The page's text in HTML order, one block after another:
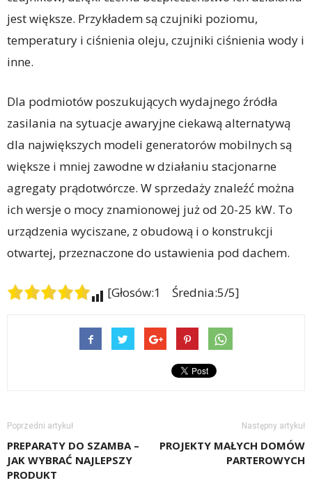
jest większe. Przykładem są czujniki poziomu,
temperatury i ciśnienia oleju, czujniki ciśnienia wody i
inne.
Dla podmiotów poszukujących wydajnego źródła
zasilania na sytuacje awaryjne ciekawą alternatywą
dla największych modeli generatorów mobilnych są
większe i mniej zawodne w działaniu stacjonarne
agregaty prądotwórcze. W sprzedaży znaleźć można
ich wersje o mocy znamionowej już od 20-25 kW. To
urządzenia wyciszane, z obudową i o konstrukcji
otwartej, przeznaczone do ustawienia pod dachem.
[Głosów:1 Średnia:5/5]
Poprzedni artykuł
PREPARATY DO SZAMBA –
JAK WYBRAĆ NAJLEPSZY
PRODUKT
Następny artykuł
PROJEKTY MAŁYCH DOMÓW
PARTEROWYCH